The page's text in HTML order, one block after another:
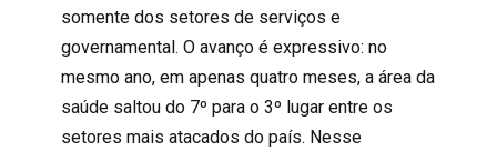
somente dos setores de serviços e
governamental. O avanço é expressivo: no
mesmo ano, em apenas quatro meses, a área da
saúdesaltou do 7º para o 3º lugar entre os
setores mais atacados do país. Nesse